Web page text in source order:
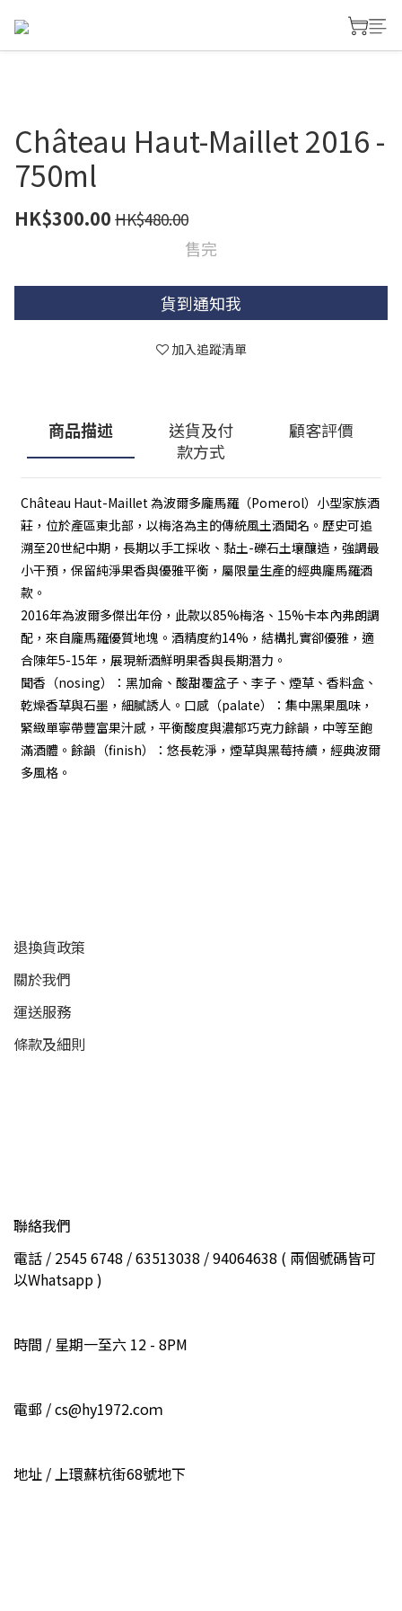
Château Haut-Maillet 2016 -
750ml
HK$300.00 HK$480.00
售完
貨到通知我
加入追蹤清單
商品描述
送貨及付
款方式
顧客評價
Château Haut-Maillet 為波爾多龐馬羅（Pomerol）小型家族酒
莊，位於產區東北部，以梅洛為主的傳統風土酒聞名。歷史可追
溯至20世紀中期，長期以手工採收、黏土-礫石土壤釀造，強調最
小干預，保留純淨果香與優雅平衡，屬限量生產的經典龐馬羅酒
款。
2016年為波爾多傑出年份，此款以85%梅洛、15%卡本內弗朗調
配，來自龐馬羅優質地塊。酒精度約14%，結構扎實卻優雅，適
合陳年5-15年，展現新酒鮮明果香與長期潛力。
聞香（nosing）：黑加侖、酸甜覆盆子、李子、煙草、香料盒、
乾燥香草與石墨，細膩誘人。口感（palate）：集中黑果風味，
緊緻單寧帶豐富果汁感，平衡酸度與濃郁巧克力餘韻，中等至飽
滿酒體。餘韻（finish）：悠長乾淨，煙草與黑莓持續，經典波爾
多風格。
退換貨政策
關於我們
運送服務
條款及細則
聯絡我們
電話 / 2545 6748 / 63513038 / 94064638 ( 兩個號碼皆可
以Whatsapp )
時間 / 星期一至六 12 - 8PM
電郵 / cs@hy1972.coｍ
地址 / 上環蘇杭街68號地下